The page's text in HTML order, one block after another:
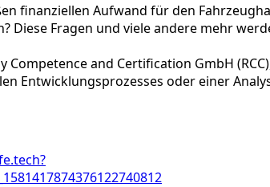
finanziellen Aufwand für den
Fragen und viele andere mehr
and Certification GmbH
Entwicklungsprozesses oder einer